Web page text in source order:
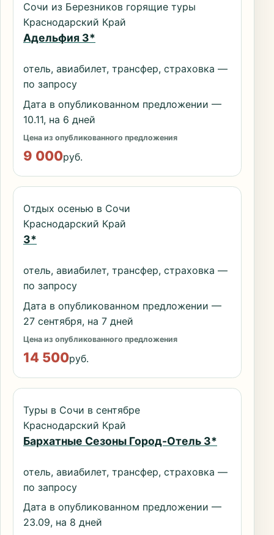
Сочи из Березников горящие туры
Краснодарский Край
Адельфия 3*
отель, авиабилет, трансфер, страховка —
по запросу
Дата в опубликованном предложении —
10.11, на 6 дней
Цена из опубликованного предложения
9 000руб.
Отдых осенью в Сочи
Краснодарский Край
3*
отель, авиабилет, трансфер, страховка —
по запросу
Дата в опубликованном предложении —
27 сентября, на 7 дней
Цена из опубликованного предложения
14 500руб.
Туры в Сочи в сентябре
Краснодарский Край
Бархатные Сезоны Город-Отель 3*
отель, авиабилет, трансфер, страховка —
по запросу
Дата в опубликованном предложении —
23.09, на 8 дней